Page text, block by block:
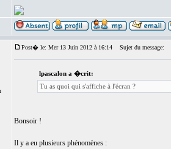
Post� le: Mer 13 Juin 2012 à 16:14 Sujet du message:
lpascalon a �crit:
Tu as quoi qui s'affiche à l'écran ?
Bonsoir !
Il y a eu plusieurs phénomènes :